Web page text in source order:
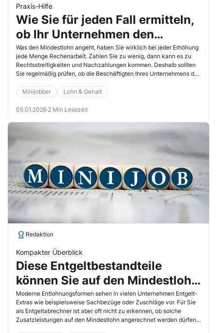
Praxis-Hilfe
Wie Sie für jeden Fall ermitteln,
ob Ihr Unternehmen den
Mindestlohn zahlt
Was den Mindestlohn angeht, haben Sie wirklich bei jeder Erhöhung
jede Menge Rechenarbeit. Zahlen Sie zu wenig, dann kann es zu
Rechtsstreitigkeiten und Nachzahlungen kommen. Deshalb sollten
Sie regelmäßig prüfen, ob die Beschäftigten Ihres Unternehmens den
flexible Löhne rechnen Sie entsprechend um.
Minijobber Lohn & Gehalt
05.01.2026·2 Min Lesezeit
Redaktion
Kompakter Überblick
Diese Entgeltbestandteile
können Sie auf den Mindestlohn
anrechnen
Moderne Entlohnungsformen sehen in vielen Unternehmen Entgelt-
Extras wie beispielsweise Sachbezüge oder Zuschläge vor. Für Sie
als Entgeltabrechner ist aber oft nicht zu erkennen, ob solche
Zusatzleistungen auf den Mindestlohn angerechnet werden dürfen.